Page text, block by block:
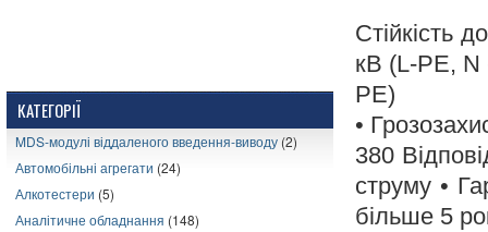
КАТЕГОРІЇ
MDS-модулі віддаленого введення-виводу (2)
Автомобільні агрегати (24)
Алкотестери (5)
Аналітичне обладнання (148)
Стійкість
кВ (L-PE, N
PE)
•
380
струму •
більше 5